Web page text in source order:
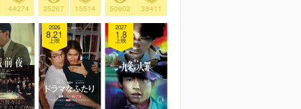
44274 25267 15514 50602 38411
2026
8.21
上映
2027
1.8
上映